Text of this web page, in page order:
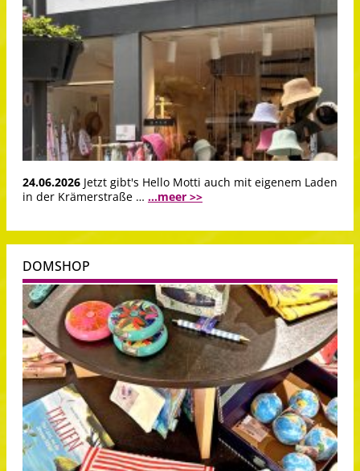
24.06.2026 Jetzt gibt's Hello Motti auch mit eigenem Laden
in der Krämerstraße … ...meer >>
DOMSHOP